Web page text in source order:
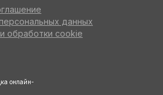
данных
обработки cookie
онлайн-